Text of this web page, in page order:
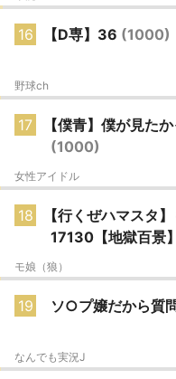
16 【D専】36 (1000)
野球ch
17
【僕青】僕が見た
(1000)
女性アイドル
18
【行くぜハマスタ
17130【地獄百景】
モ娘（狼）
19 ソ○プ嬢だから質
なんでも実況J